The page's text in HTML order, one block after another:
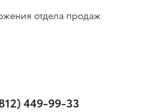
отдела продаж